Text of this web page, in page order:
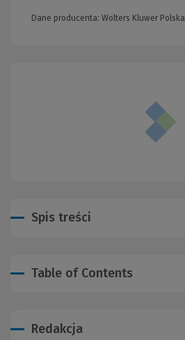
Dane producenta: Wolters Kluwer Polska
Spis treści
Table of Contents
Redakcja